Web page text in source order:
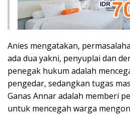
Anies mengatakan,
ada dua yakni, penyuplai dan
penegak hukum adalah
pengedar, sedangkan tugas
Ganas Annar adalah memberi
untuk mencegah warga